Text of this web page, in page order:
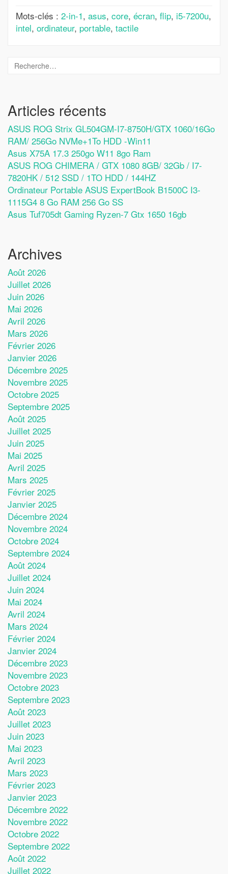
Mots-clés : 2-in-1, asus, core, écran, flip, i5-7200u,
intel, ordinateur, portable, tactile
Articles récents
ASUS ROG Strix GL504GM-I7-8750H/GTX 1060/16Go
RAM/ 256Go NVMe+1To HDD -Win11
Asus X75A 17.3 250go W11 8go Ram
ASUS ROG CHIMERA / GTX 1080 8GB/ 32Gb / I7-
7820HK / 512 SSD / 1TO HDD / 144HZ
Ordinateur Portable ASUS ExpertBook B1500C I3-
1115G4 8 Go RAM 256 Go SS
Asus Tuf705dt Gaming Ryzen-7 Gtx 1650 16gb
Archives
Août 2026
Juillet 2026
Juin 2026
Mai 2026
Avril 2026
Mars 2026
Février 2026
Janvier 2026
Décembre 2025
Novembre 2025
Octobre 2025
Septembre 2025
Août 2025
Juillet 2025
Juin 2025
Mai 2025
Avril 2025
Mars 2025
Février 2025
Janvier 2025
Décembre 2024
Novembre 2024
Octobre 2024
Septembre 2024
Août 2024
Juillet 2024
Juin 2024
Mai 2024
Avril 2024
Mars 2024
Février 2024
Janvier 2024
Décembre 2023
Novembre 2023
Octobre 2023
Septembre 2023
Août 2023
Juillet 2023
Juin 2023
Mai 2023
Avril 2023
Mars 2023
Février 2023
Janvier 2023
Décembre 2022
Novembre 2022
Octobre 2022
Septembre 2022
Août 2022
Juillet 2022